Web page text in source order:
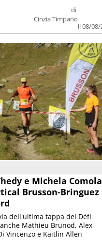
di
Cinzia Timpano
il 08/08/
e Michela Comola
Brusson-Bringuez
dell'ultima tappa del Défì
Mathieu Brunod, Alex
Vincenzo e Kaitlin Allen